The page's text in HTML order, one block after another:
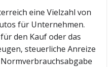
eine Vielzahl von
für Unternehmen.
den Kauf oder das
steuerliche Anreize